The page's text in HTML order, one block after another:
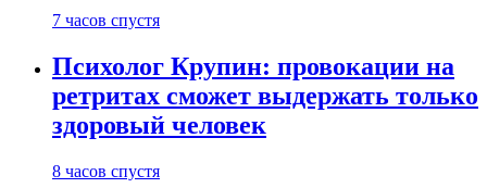
7 часов спустя
Психолог Крупин: провокации на
ретритах сможет выдержать только
здоровый человек
8 часов спустя